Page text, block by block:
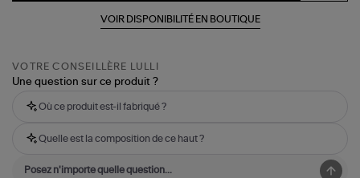
VOIR DISPONIBILITÉ EN BOUTIQUE
VOTRE CONSEILLÈRE LULLI
Une question sur ce produit ?
Où ce produit est-il fabriqué ?
Quelle est la composition de ce haut ?